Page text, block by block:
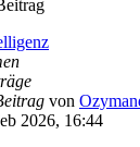
von
2026, 16:44